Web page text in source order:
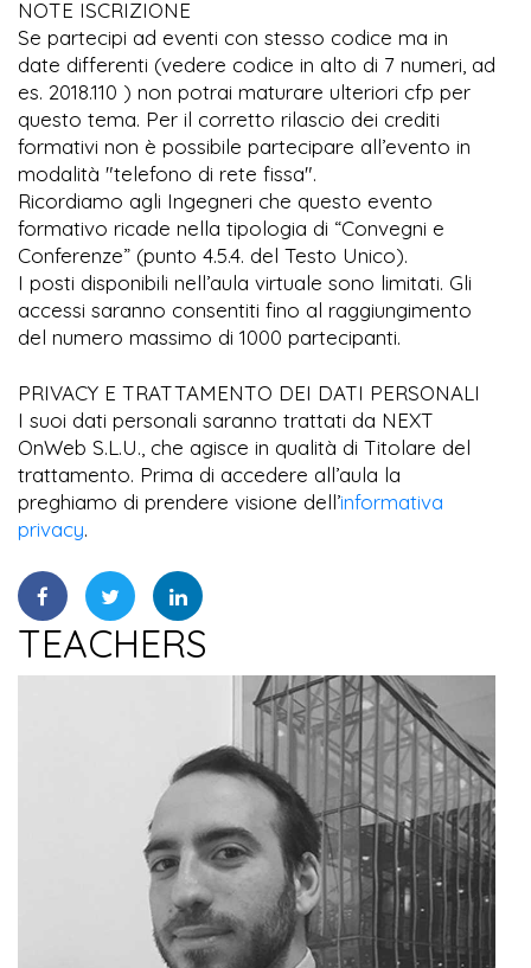
NOTE ISCRIZIONE
Se partecipi ad eventi con stesso codice ma in
date differenti (vedere codice in alto di 7 numeri, ad
es. 2018.110 ) non potrai maturare ulteriori cfp per
questo tema. Per il corretto rilascio dei crediti
formativi non è possibile partecipare all’evento in
modalità "telefono di rete fissa".
Ricordiamo agli Ingegneri che questo evento
formativo ricade nella tipologia di “Convegni e
Conferenze” (punto 4.5.4. del Testo Unico).
I posti disponibili nell’aula virtuale sono limitati. Gli
accessi saranno consentiti fino al raggiungimento
del numero massimo di 1000 partecipanti.
PRIVACY E TRATTAMENTO DEI DATI PERSONALI
I suoi dati personali saranno trattati da NEXT
OnWeb S.L.U., che agisce in qualità di Titolare del
trattamento. Prima di accedere all’aula la
preghiamo di prendere visione dell’informativa
privacy.
TEACHERS